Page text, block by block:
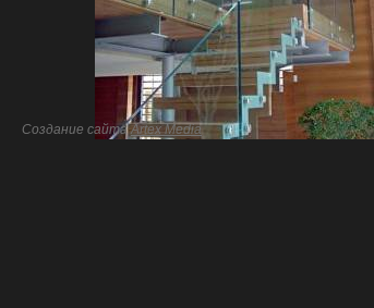
Создание сайтаArtex Media